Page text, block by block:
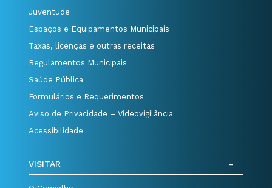
Juventude
Espaços e Equipamentos Municipais
Taxas, licenças e outras receitas
Regulamentos Municipais
Saúde Pública
Formulários e Requerimentos
Aviso de Privacidade – Videovigilância
Acessibilidade
VISITAR